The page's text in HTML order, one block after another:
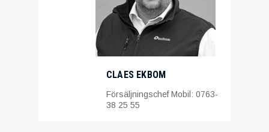
CLAES EKBOM
Försäljningschef Mobil: 0763-
38 25 55